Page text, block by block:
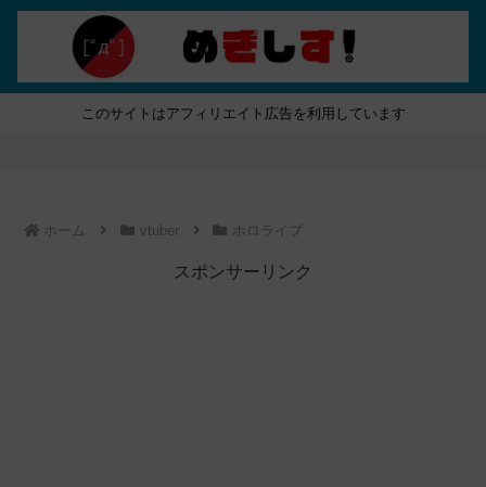
このサイトはアフィリエイト広告を利用しています
ホーム vtuber ホロライブ
スポンサーリンク